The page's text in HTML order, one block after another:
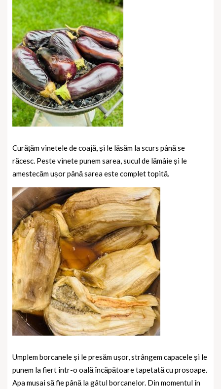
Curățăm vinetele de coajă, și le lăsăm la scurs până se
răcesc. Peste vinete punem sarea, sucul de lămâie și le
amestecăm ușor până sarea este complet topită.
Umplem borcanele și le presăm ușor, strângem capacele și le
punem la fiert într-o oală încăpătoare tapetată cu prosoape.
Apa musai să fie până la gâtul borcanelor. Din momentul în